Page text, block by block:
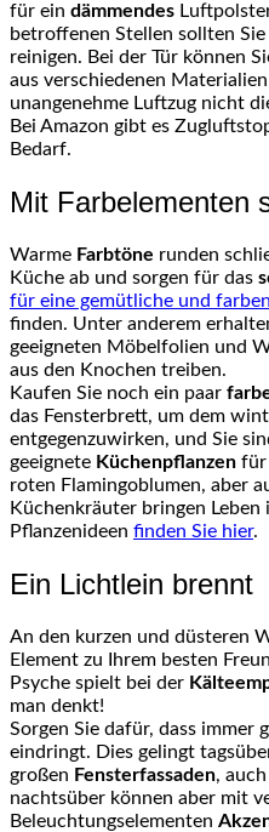
für ein dämmendes
betroffenen Stellen sollten
reinigen. Bei der Tür können
aus verschiedenen
unangenehme Luftzug nicht
Bei Amazon gibt es
Bedarf.
Mit Farbelementen
Warme Farbtöne runden
Küche ab und sorgen für das
für eine gemütliche und
finden. Unter anderem
geeigneten Möbelfolien und
aus den Knochen treiben.
Kaufen Sie noch ein paar
das Fensterbrett, um dem
entgegenzuwirken, und Sie
geeignete Küchenpflanzen für
roten Flamingoblumen, aber
Küchenkräuter bringen
Pflanzenideen finden Sie hier.
Ein Lichtlein brennt
An den kurzen und düsteren
Element zu Ihrem besten
Psyche spielt bei der
man denkt!
Sorgen Sie dafür, dass immer
eindringt. Dies gelingt
großen Fensterfassaden,
nachtsüber können aber mit
Beleuchtungselementen